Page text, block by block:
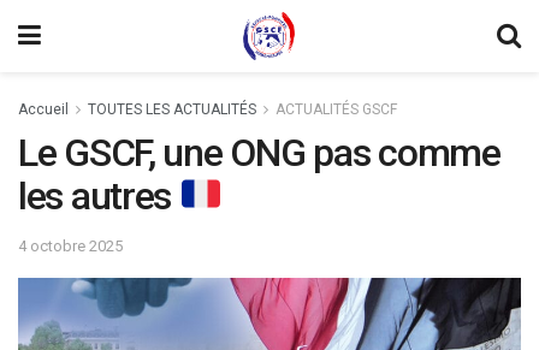
Accueil TOUTES LES ACTUALITÉS ACTUALITÉS GSCF
Le GSCF, une ONG pas comme
les autres
4 octobre 2025